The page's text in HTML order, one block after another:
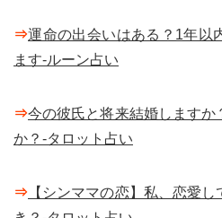
⇒運命の出会いはある？1年以
ます-ルーン占い
⇒今の彼氏と将来結婚しますか
か？-タロット占い
⇒ 【シンママの恋】私、恋愛